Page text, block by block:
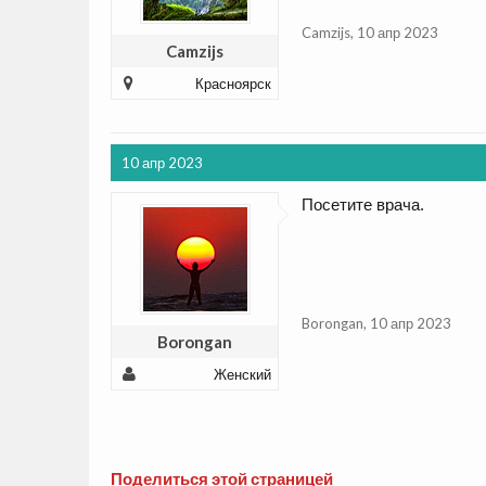
Camzijs
Красноярск
Camzijs, 10 апр 2023
10 апр 2023
Borongan
Женский
Посетите врача.
Borongan, 10 апр 2023
Поделиться этой страницей